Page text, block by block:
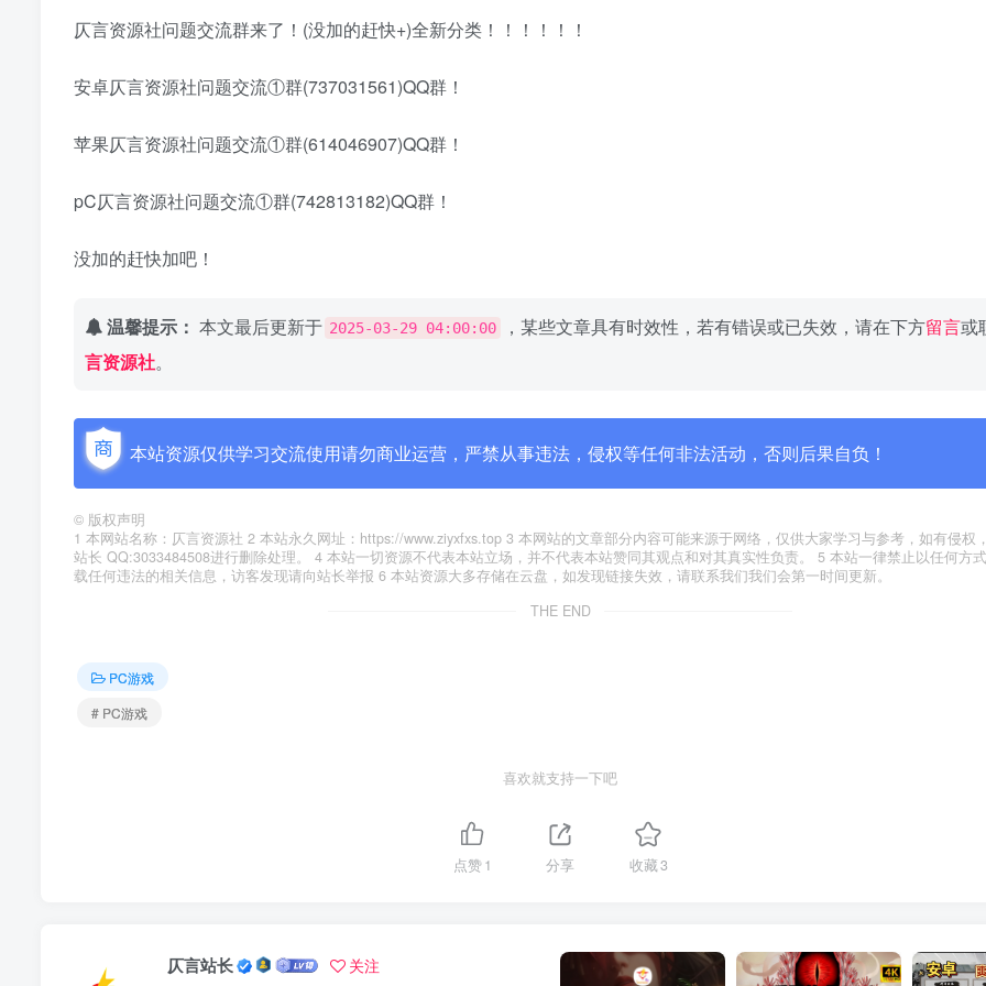
仄言资源社问题交流群来了！(没加的赶快+)全新分类！！！！！！
安卓仄言资源社问题交流①群(737031561)QQ群！
苹果仄言资源社问题交流①群(614046907)QQ群！
pC仄言资源社问题交流①群(742813182)QQ群！
没加的赶快加吧！
温馨提示： 本文最后更新于 2025-03-29 04:00:00 ，某些文章具有时效性，若有错误或已失效，请在下方留言或
言资源社。
本站资源仅供学习交流使用请勿商业运营，严禁从事违法，侵权等任何非法活动，否则后果自负！
© 版权声明
1 本网站名称：仄言资源社 2 本站永久网址：https://www.ziyxfxs.top 3 本网站的文章部分内容可能来源于网络，仅供大家学习与参考，如有侵权
站长 QQ:3033484508进行删除处理。 4 本站一切资源不代表本站立场，并不代表本站赞同其观点和对其真实性负责。 5 本站一律禁止以任何方
载任何违法的相关信息，访客发现请向站长举报 6 本站资源大多存储在云盘，如发现链接失效，请联系我们我们会第一时间更新。
THE END
PC游戏
# PC游戏
喜欢就支持一下吧
点赞1 分享 收藏3
仄言站长 关注